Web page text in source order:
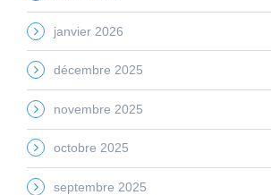
janvier 2026
décembre 2025
novembre 2025
octobre 2025
septembre 2025